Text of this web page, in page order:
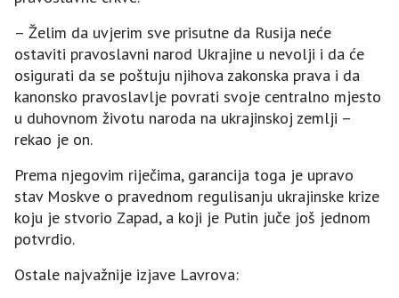
– Želim da uvjerim sve prisutne da Rusija neće
ostaviti pravoslavni narod Ukrajine u nevolji i da će
osigurati da se poštuju njihova zakonska prava i da
kanonsko pravoslavlje povrati svoje centralno mjesto
u duhovnom životu naroda na ukrajinskoj zemlji –
rekao je on.
Prema njegovim riječima, garancija toga je upravo
stav Moskve o pravednom regulisanju ukrajinske krize
koju je stvorio Zapad, a koji je Putin juče još jednom
potvrdio.
Ostale najvažnije izjave Lavrova: